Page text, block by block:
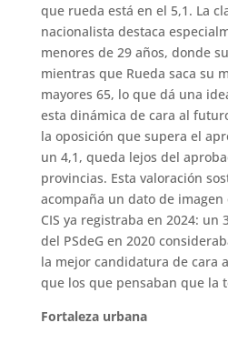
que rueda está en el 5,1. La
nacionalista destaca
menores de 29 años, donde
mientras que Rueda saca su
mayores 65, lo que dá una
esta dinámica de cara al
la oposición que supera el
un 4,1, queda lejos del
provincias. Esta valoración
acompaña un dato de
CIS ya registraba en 2024: un
del PSdeG en 2020
la mejor candidatura de cara
que los que pensaban que la
Fortaleza urbana